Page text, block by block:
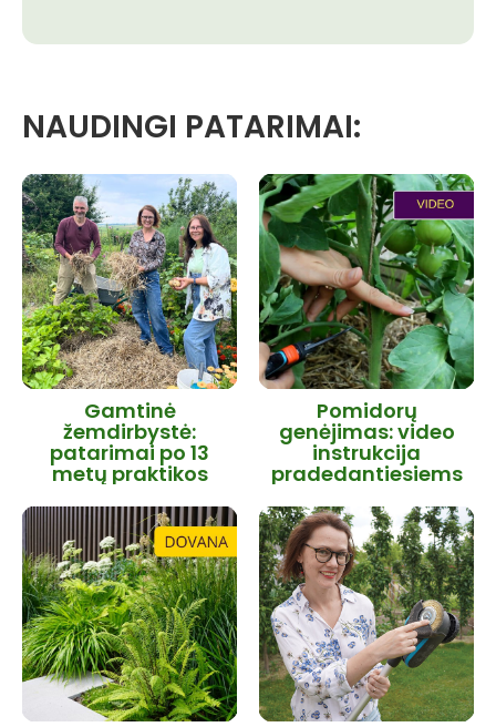
NAUDINGI PATARIMAI:
Gamtinė
žemdirbystė:
patarimai po 13
metų praktikos
Pomidorų
genėjimas: video
instrukcija
pradedantiesiems